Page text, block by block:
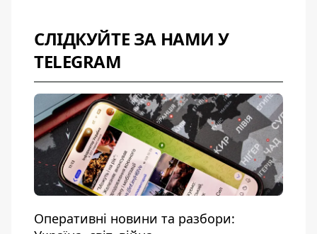
СЛІДКУЙТЕ ЗА НАМИ У
TELEGRAM
Оперативні новини та разбори: